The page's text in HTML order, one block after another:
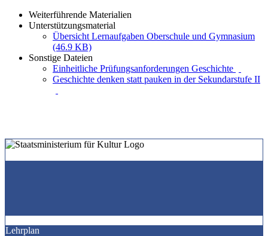
Weiterführende Materialien
Unterstützungsmaterial
Übersicht Lernaufgaben Oberschule und Gymnasium
(46.9 KB)
Sonstige Dateien
Einheitliche Prüfungsanforderungen Geschichte
Geschichte denken statt pauken in der Sekundarstufe II
Lehrplan